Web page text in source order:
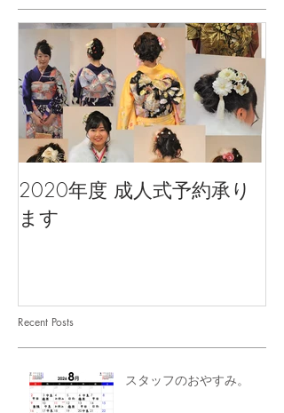
2020年度 成人式予約承り
ます
Recent Posts
スタッフのおやすみ。